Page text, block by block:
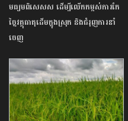
មធ្យមពិសេសស ដើម្បីលើកកម្ពស់ការកែ
ច្នៃវត្ថុធាតុដើមក្នុងស្រុក និងជំរុញការនាំ
ចេញ